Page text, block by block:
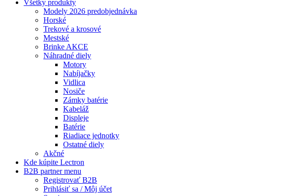
Všetky produkty
Modely 2026 predobjednávka
Horské
Trekové a krosové
Mestské
Brinke AKCE
Náhradné diely
Motory
Nabíjačky
Vidlica
Nosiče
Zámky batérie
Kabeláž
Displeje
Batérie
Riadiace jednotky
Ostatné diely
Akčné
Kde kúpite Lectron
B2B partner menu
Registrovať B2B
Prihlásiť sa / Môj účet